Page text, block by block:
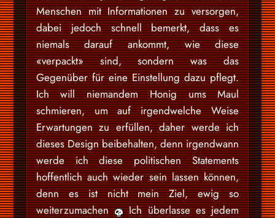
Menschen mit Informationen zu versorgen,
dabei jedoch schnell bemerkt, dass es
niemals darauf ankommt, wie diese
«verpackt» sind, sondern was das
Gegenüber für eine Einstellung dazu pflegt.
Ich will niemandem Honig ums Maul
schmieren, um auf irgendwelche Weise
Erwartungen zu erfüllen, daher werde ich
dieses Design beibehalten, denn irgendwann
werde ich diese politischen Statements
hoffentlich auch wieder sein lassen können,
denn es ist nicht mein Ziel, ewig so
weiterzumachen
Ich überlasse es jedem